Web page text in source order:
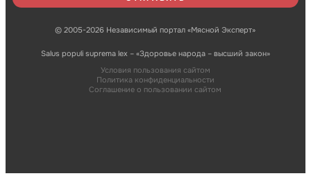
© 2005-2026 Независимый портал «Мясной Эксперт»
Salus populi suprema lex – «Здоровье народа – высший закон»
Условия пользования сайтом
Политика конфиденциальности
Соглашение о пользовании сайтом